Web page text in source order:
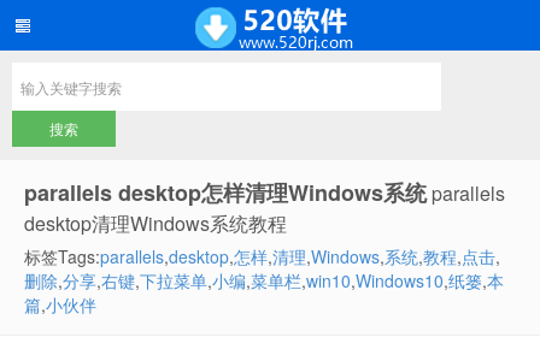
parallels desktop怎样清理Windows系统parallels
desktop清理Windows系统教程
标签Tags:parallels,desktop,怎样,清理,Windows,系统,教程,点击,
删除,分享,右键,下拉菜单,小编,菜单栏,win10,Windows10,纸篓,本
篇,小伙伴